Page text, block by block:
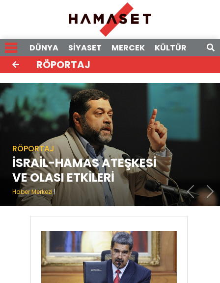
DÜNYA SİYASET MERCEK KÜLTÜR
RÖPORTAJ
RÖPORTAJ
İSRAİL-HAMAS ATEŞKESİ
VE OLASI ETKİLERİ
Haber Merkezi|